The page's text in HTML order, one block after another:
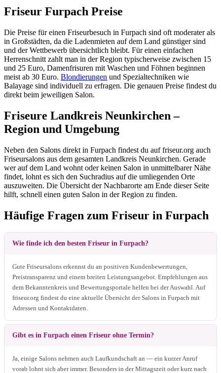
Friseur Furpach Preise
Die Preise für einen Friseurbesuch in Furpach sind oft moderater als
in Großstädten, da die Ladenmieten auf dem Land günstiger sind
und der Wettbewerb übersichtlich bleibt. Für einen einfachen
Herrenschnitt zahlt man in der Region typischerweise zwischen 15
und 25 Euro, Damenfrisuren mit Waschen und Föhnen beginnen
meist ab 30 Euro. Blondierungen und Spezialtechniken wie
Balayage sind individuell zu erfragen. Die genauen Preise findest du
direkt beim jeweiligen Salon.
Friseure Landkreis Neunkirchen –
Region und Umgebung
Neben den Salons direkt in Furpach findest du auf friseur.org auch
Friseursalons aus dem gesamten Landkreis Neunkirchen. Gerade
wer auf dem Land wohnt oder keinen Salon in unmittelbarer Nähe
findet, lohnt es sich den Suchradius auf die umliegenden Orte
auszuweiten. Die Übersicht der Nachbarorte am Ende dieser Seite
hilft, schnell einen guten Salon in der Region zu finden.
Häufige Fragen zum Friseur in Furpach
Wie finde ich den besten Friseur in Furpach?
Gute Friseursalons erkennst du an positiven Kundenbewertungen,
Preistransparenz und einem breiten Leistungsangebot. Empfehlungen aus
dem Bekanntenkreis und Bewertungsportale helfen bei der Auswahl. Auf
friseur.org findest du eine aktuelle Übersicht der Salons in Furpach mit
Adressen und Kontaktdaten.
Gibt es in Furpach einen Friseur ohne Termin?
Ja, einige Salons nehmen auch Laufkundschaft an — ein kurzer Anruf
vorab lohnt sich aber immer. Besonders in der Mittagszeit oder kurz nach